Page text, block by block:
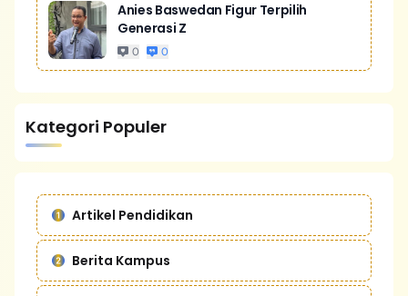
Anies Baswedan Figur Terpilih
Generasi Z
0 0
Kategori Populer
Artikel Pendidikan
Berita Kampus